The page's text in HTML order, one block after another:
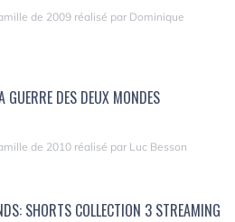
de 2009 réalisé par Dominique
DES DEUX MONDES
de 2010 réalisé par Luc Besson
SHORTS COLLECTION 3 STREAMING